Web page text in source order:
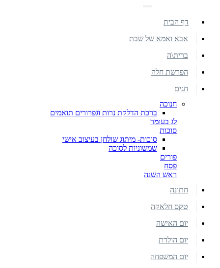
דף הבית
אבא ואמא של שבת
ברית\ה
הפרשת חלה
חגים
חנוכה
ברכת הדלקת נרות וגפרורים תואמים
לג בעומר
סוכות
סוכות- מיתוג שולחן בעיצוב אישי
שמשוניות לסוכה
פורים
פסח
ראש השנה
חתונה
טקס חלאקה
יום האישה
יום הולדת
יום המשפחה